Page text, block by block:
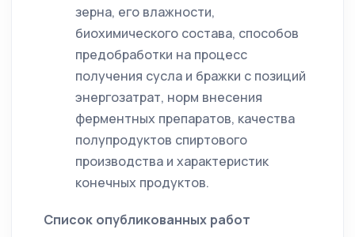
зерна, его влажности,
биохимического состава, способов
предобработки на процесс
получения сусла и бражки с позиций
энергозатрат, норм внесения
ферментных препаратов, качества
полупродуктов спиртового
производства и характеристик
конечных продуктов.
Список опубликованных работ